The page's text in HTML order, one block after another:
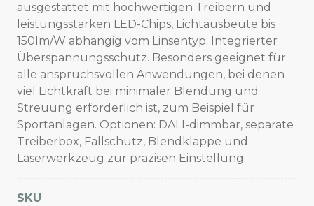
ausgestattet mit hochwertigen Treibern und
leistungsstarken LED-Chips, Lichtausbeute bis
150lm/W abhängig vom Linsentyp. Integrierter
Überspannungsschutz. Besonders geeignet für
alle anspruchsvollen Anwendungen, bei denen
viel Lichtkraft bei minimaler Blendung und
Streuung erforderlich ist, zum Beispiel für
Sportanlagen. Optionen: DALI-dimmbar, separate
Treiberbox, Fallschutz, Blendklappe und
Laserwerkzeug zur präzisen Einstellung.
SKU